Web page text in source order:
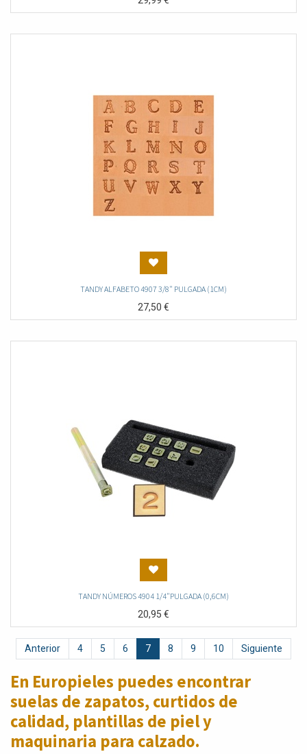
TANDY ALFABETO 4907 3/8" PULGADA (1CM)
27,50€
TANDY NÚMEROS 4904 1/4"PULGADA (0,6CM)
20,95€
Anterior 4 5 6 7 8 9 10 Siguiente
En Europieles puedes encontrar
suelas de zapatos,curtidos de
calidad, plantillas de piel y
maquinaria para calzado.